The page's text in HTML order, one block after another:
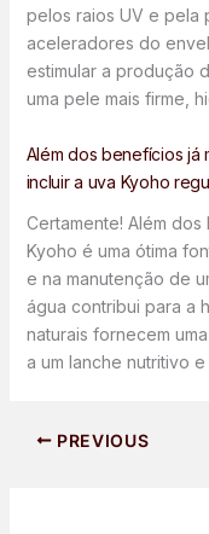
pelos raios UV e pela
aceleradores do
estimular a produção
uma pele mais firme,
Além dos benefícios já
incluir a uva Kyoho
Certamente! Além
Kyoho é uma ótima
e na manutenção de
água contribui para a
naturais fornecem
a um lanche nutritivo
PREVIOUS